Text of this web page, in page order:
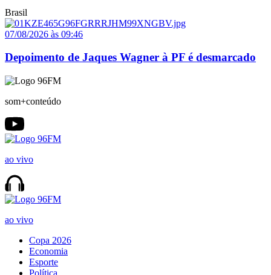
Brasil
07/08/2026 às 09:46
Depoimento de Jaques Wagner à PF é desmarcado
som+conteúdo
ao vivo
ao vivo
Copa 2026
Economia
Esporte
Política